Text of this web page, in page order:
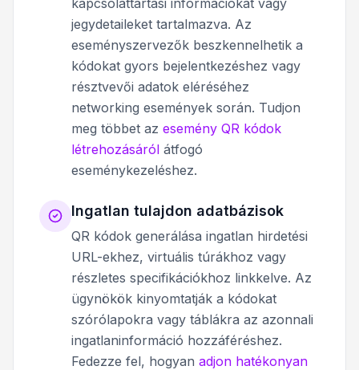
jegydetaileket tartalmazva. Az
eseményszervezők beszkennelhetik a
kódokat gyors bejelentkezéshez vagy
résztvevői adatok eléréséhez
networking események során. Tudjon
meg többet az esemény QR kódok
létrehozásáról átfogó
eseménykezeléshez.
Ingatlan tulajdon adatbázisok
QR kódok generálása ingatlan hirdetési
URL-ekhez, virtuális túrákhoz vagy
részletes specifikációkhoz linkkelve. Az
ügynökök kinyomtatják a kódokat
szórólapokra vagy táblákra az azonnali
ingatlaninformáció hozzáféréshez.
Fedezze fel, hogyan adjon hatékonyan